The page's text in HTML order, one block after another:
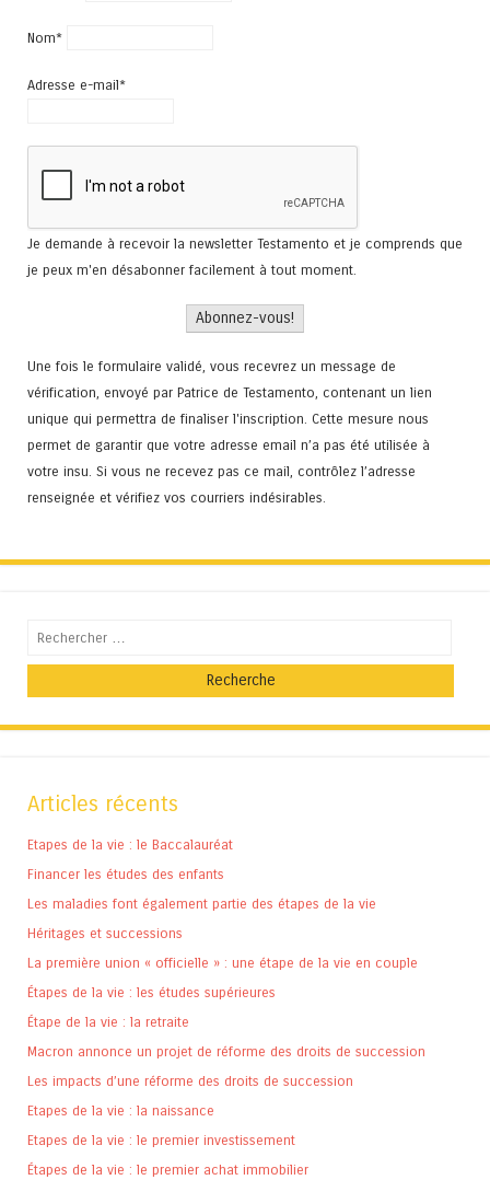
Nom*
Adresse e-mail*
Je demande à recevoir la newsletter Testamento et je comprends que
je peux m'en désabonner facilement à tout moment.
Une fois le formulaire validé, vous recevrez un message de
vérification, envoyé par Patrice de Testamento, contenant un lien
unique qui permettra de finaliser l'inscription. Cette mesure nous
permet de garantir que votre adresse email n’a pas été utilisée à
votre insu. Si vous ne recevez pas ce mail, contrôlez l’adresse
renseignée et vérifiez vos courriers indésirables.
Recherche
Articles récents
Etapes de la vie : le Baccalauréat
Financer les études des enfants
Les maladies font également partie des étapes de la vie
Héritages et successions
La première union « officielle » : une étape de la vie en couple
Étapes de la vie : les études supérieures
Étape de la vie : la retraite
Macron annonce un projet de réforme des droits de succession
Les impacts d’une réforme des droits de succession
Etapes de la vie : la naissance
Etapes de la vie : le premier investissement
Étapes de la vie : le premier achat immobilier